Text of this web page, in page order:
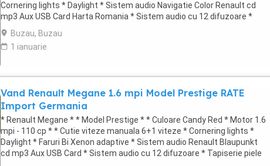
Cornering lights * Daylight * Sistem audio Navigatie Color Renault cd
mp3 Aux USB Card Harta Romania * Sistem audio cu 12 difuzoare *
Tapiserie velur ...
Buzau, Buzau
1 ianuarie
Vand Renault Megane 1.6 mpi Model Prestige RATE
Import Germania
* Renault Megane * * Model Prestige * * Culoare Candy Red * Motor 1.6
mpi - 110 cp * * Cutie viteze manuala 6+1 viteze * Cornering lights *
Daylight * Faruri Bi Xenon adaptive * Sistem audio Renault Blaupunkt
cd mp3 Aux USB Card * Sistem audio cu 12 difuzoare * Tapiserie piele